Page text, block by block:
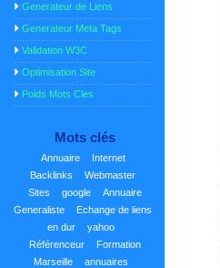
Generateur de Liens
Generateur Meta Tags
Validation W3C
Optimisation Site
Poids Mots Cles
Mots clés
Annuaire
Internet
Backlinks
Webmaster
Sites
google
Annuaire
Generaliste
Echange de liens
en dur
yahoo
Référenceur
Formation
Marseille
annuaires